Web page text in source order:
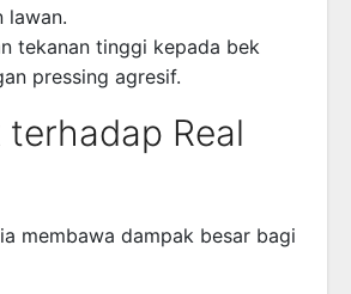
lawan.
tekanan tinggi kepada bek
pressing agresif.
terhadap Real
membawa dampak besar bagi